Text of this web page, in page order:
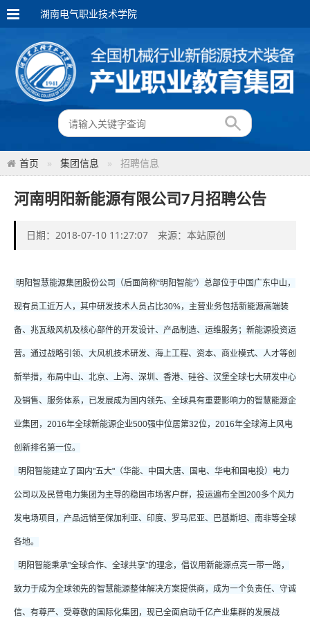
湖南电气职业技术学院
首页 集团信息 招聘信息
河南明阳新能源有限公司7月招聘公告
日期：2018-07-10 11:27:07 来源：本站原创
明阳智慧能源集团股份公司（后面简称“明阳智能”）总部位于中国广东中山，
现有员工近万人，其中研发技术人员占比30%，主营业务包括新能源高端装
备、兆瓦级风机及核心部件的开发设计、产品制造、运维服务；新能源投资运
营。通过战略引领、大风机技术研发、海上工程、资本、商业模式、人才等创
新举措，布局中山、北京、上海、深圳、香港、硅谷、汉堡全球七大研发中心
及销售、服务体系，已发展成为国内领先、全球具有重要影响力的智慧能源企
业集团，2016年全球新能源企业500强中位居第32位，2016年全球海上风电
创新排名第一位。
明阳智能建立了国内"五大"（华能、中国大唐、国电、华电和国电投）电力
公司以及民营电力集团为主导的稳固市场客户群，投运遍布全国200多个风力
发电场项目，产品远销至保加利亚、印度、罗马尼亚、巴基斯坦、南非等全球
各地。
明阳智能秉承"全球合作、全球共享"的理念，倡议用新能源点亮一带一路，
致力于成为全球领先的智慧能源整体解决方案提供商，成为一个负责任、守诚
信、有尊严、受尊敬的国际化集团，现已全面启动千亿产业集群的发展战